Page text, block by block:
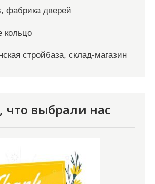
фабрика дверей
кольцо
стройбаза, склад-магазин
что выбрали нас